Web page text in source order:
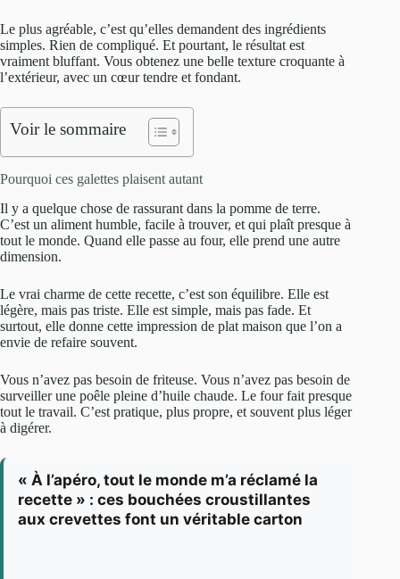
Le plus agréable, c’est qu’elles demandent des ingrédients
simples. Rien de compliqué. Et pourtant, le résultat est
vraiment bluffant. Vous obtenez une belle texture croquante à
l’extérieur, avec un cœur tendre et fondant.
Voir le sommaire
Pourquoi ces galettes plaisent autant
Il y a quelque chose de rassurant dans la pomme de terre.
C’est un aliment humble, facile à trouver, et qui plaît presque à
tout le monde. Quand elle passe au four, elle prend une autre
dimension.
Le vrai charme de cette recette, c’est son équilibre. Elle est
légère, mais pas triste. Elle est simple, mais pas fade. Et
surtout, elle donne cette impression de plat maison que l’on a
envie de refaire souvent.
Vous n’avez pas besoin de friteuse. Vous n’avez pas besoin de
surveiller une poêle pleine d’huile chaude. Le four fait presque
tout le travail. C’est pratique, plus propre, et souvent plus léger
à digérer.
« À l’apéro, tout le monde m’a réclamé la
recette » : ces bouchées croustillantes
aux crevettes font un véritable carton